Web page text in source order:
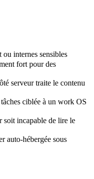
ou internes sensibles
fort pour des
serveur traite le contenu
ciblée à un work OS
soit incapable de lire le
auto-hébergée sous